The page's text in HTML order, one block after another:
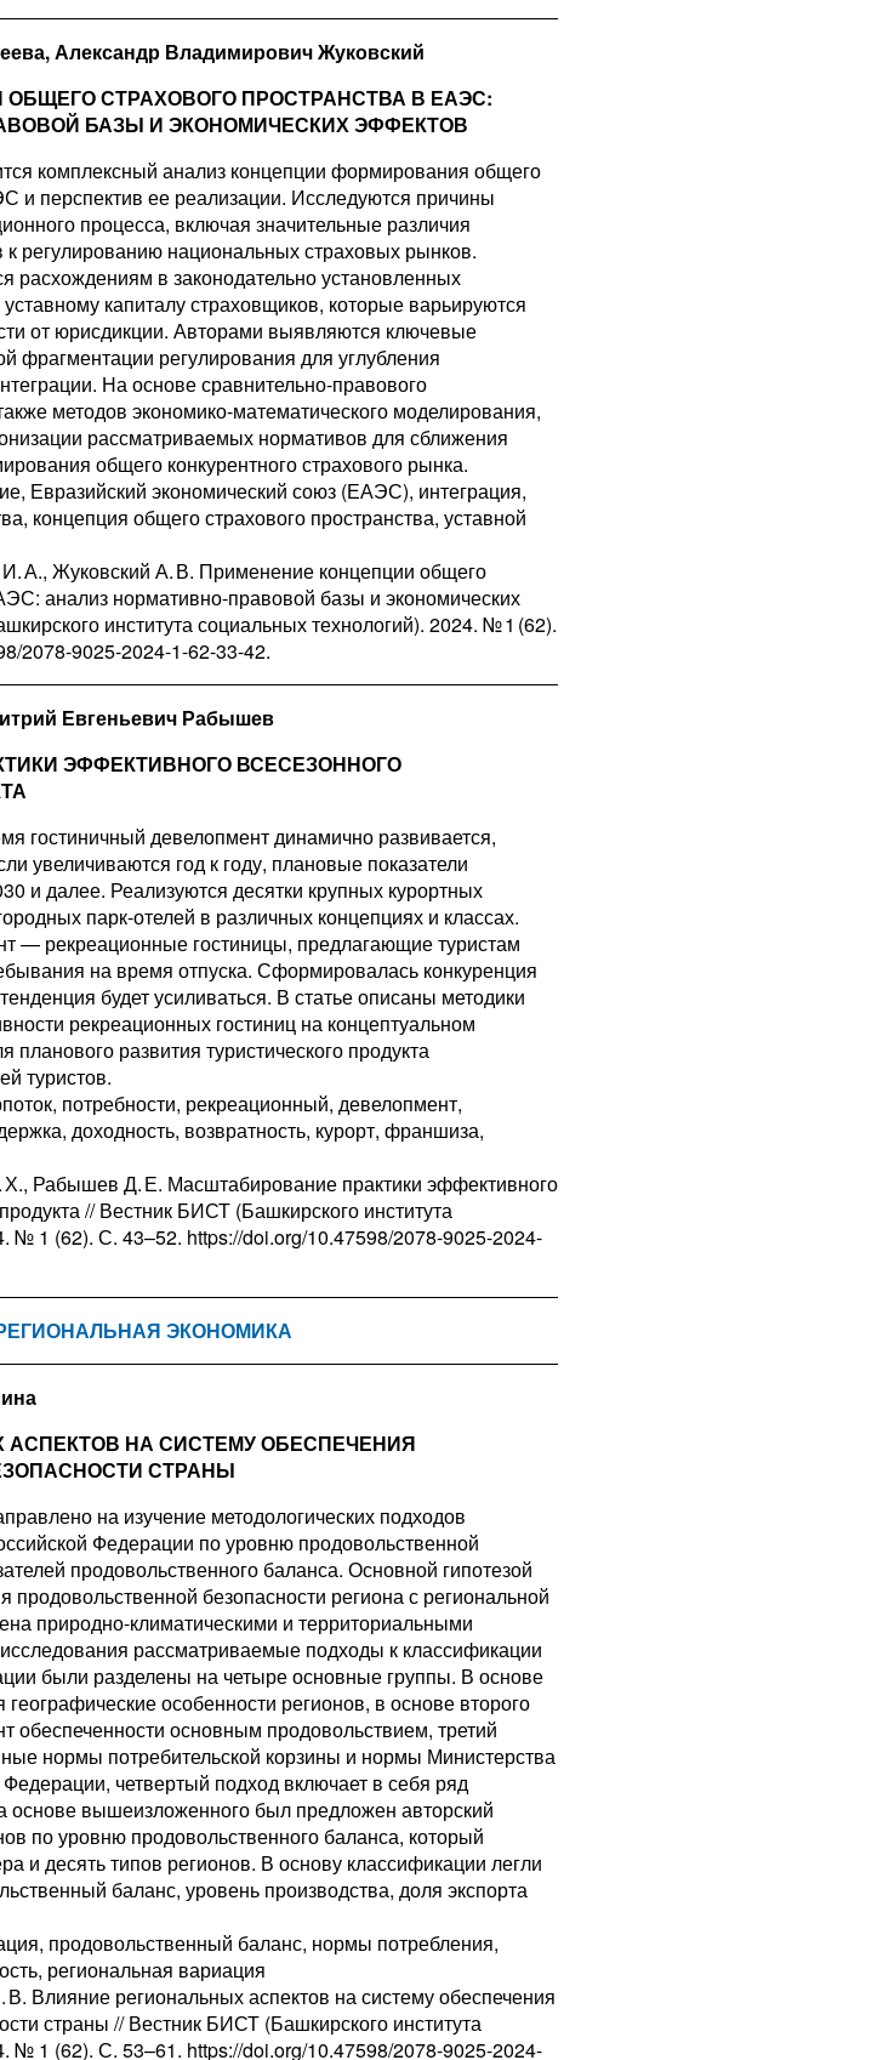
Александр Владимирович Жуковский
СТРАХОВОГО ПРОСТРАНСТВА В ЕАЭС:
БАЗЫ И ЭКОНОМИЧЕСКИХ ЭФФЕКТОВ
комплексный анализ концепции формирования общего
и перспектив ее реализации. Исследуются причины
процесса, включая значительные различия
к регулированию национальных страховых рынков.
расхождениям в законодательно установленных
капиталу страховщиков, которые варьируются
от юрисдикции. Авторами выявляются ключевые
фрагментации регулирования для углубления
На основе сравнительно-правового
методов экономико-математического моделирования,
рассматриваемых нормативов для сближения
общего конкурентного страхового рынка.
Евразийский экономический союз (ЕАЭС), интеграция,
концепция общего страхового пространства, уставной
А., Жуковский А. В. Применение концепции общего
анализ нормативно-правовой базы и экономических
института социальных технологий). 2024. № 1 (62).
2078-9025-2024-1-62-33-42.
Евгеньевич Рабышев
ЭФФЕКТИВНОГО ВСЕСЕЗОННОГО
гостиничный девелопмент динамично развивается,
увеличиваются год к году, плановые показатели
и далее. Реализуются десятки крупных курортных
парк-отелей в различных концепциях и классах.
— рекреационные гостиницы, предлагающие туристам
на время отпуска. Сформировалась конкуренция
будет усиливаться. В статье описаны методики
рекреационных гостиниц на концептуальном
развития туристического продукта
туристов.
потребности, рекреационный, девелопмент,
доходность, возвратность, курорт, франшиза,
Рабышев Д. Е. Масштабирование практики эффективного
// Вестник БИСТ (Башкирского института
№ 1 (62). С. 43–52. https://doi.org/10.47598/2078-9025-2024-
ЭКОНОМИКА
НА СИСТЕМУ ОБЕСПЕЧЕНИЯ
СТРАНЫ
на изучение методологических подходов
Федерации по уровню продовольственной
продовольственного баланса. Основной гипотезой
продовольственной безопасности региона с региональной
природно-климатическими и территориальными
рассматриваемые подходы к классификации
были разделены на четыре основные группы. В основе
особенности регионов, в основе второго
обеспеченности основным продовольствием, третий
нормы потребительской корзины и нормы Министерства
четвертый подход включает в себя ряд
основе вышеизложенного был предложен авторский
по уровню продовольственного баланса, который
и десять типов регионов. В основу классификации легли
баланс, уровень производства, доля экспорта
продовольственный баланс, нормы потребления,
региональная вариация
Влияние региональных аспектов на систему обеспечения
страны // Вестник БИСТ (Башкирского института
№ 1 (62). С. 53–61. https://doi.org/10.47598/2078-9025-2024-